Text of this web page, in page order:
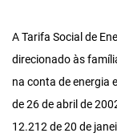
A Tarifa Social de
direcionado às
na conta de energia
de 26 de abril de
12.212 de 20 de